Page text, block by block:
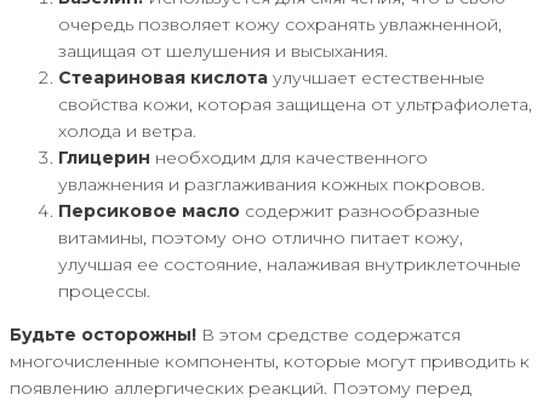
очередь позволяет кожу сохранять увлажненной,
защищая от шелушения и высыхания.
Стеариновая кислота улучшает естественные
свойства кожи, которая защищена от ультрафиолета,
холода и ветра.
Глицерин необходим для качественного
увлажнения и разглаживания кожных покровов.
Персиковое масло содержит разнообразные
витамины, поэтому оно отлично питает кожу,
улучшая ее состояние, налаживая внутриклеточные
процессы.
Будьте осторожны! В этом средстве содержатся
многочисленные компоненты, которые могут приводить к
появлению аллергических реакций. Поэтому перед